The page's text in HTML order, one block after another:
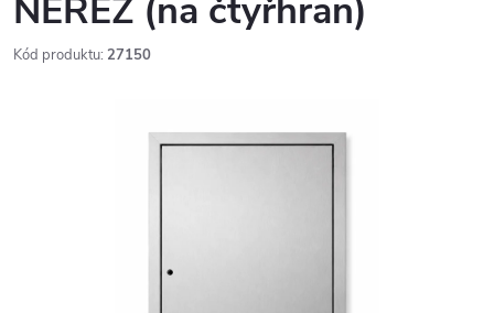
NEREZ (na čtyřhran)
Kód produktu: 27150